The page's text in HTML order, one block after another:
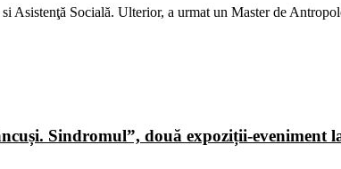
Asistenţă Socială. Ulterior, a urmat un Master de
Sindromul”, două expoziții-eveniment